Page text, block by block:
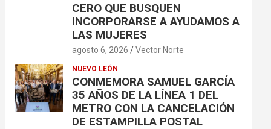
CERO QUE BUSQUEN
INCORPORARSE A AYUDAMOS A
LAS MUJERES
agosto 6, 2026 Vector Norte
NUEVO LEÓN
CONMEMORA SAMUEL GARCÍA
35 AÑOS DE LA LÍNEA 1 DEL
METRO CON LA CANCELACIÓN
DE ESTAMPILLA POSTAL